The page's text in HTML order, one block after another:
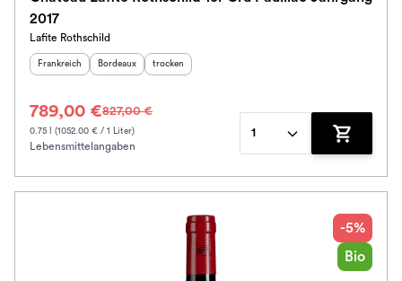
2017
Lafite Rothschild
Herkunftsland
Frankreich Herkunftsregion:
Bordeaux Geschmack
trocken
789,00 €827,00 €
0.75 l (1052.00 € / 1 Liter)
Lebensmittelangaben
1
Zum
-5%
Bio